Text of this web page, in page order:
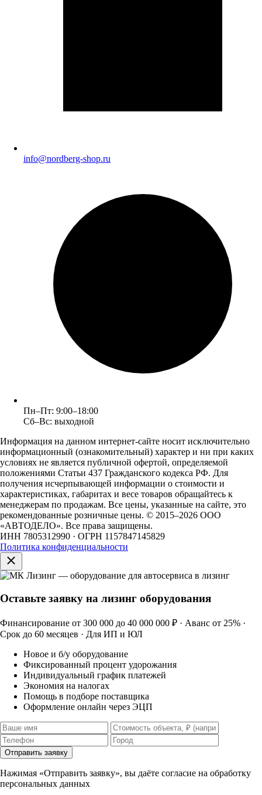
info@nordberg-shop.ru
Пн–Пт: 9:00–18:00
Сб–Вс: выходной
Информация на данном интернет-сайте носит исключительно
информационный (ознакомительный) характер и ни при каких
условиях не является публичной офертой, определяемой
положениями Статьи 437 Гражданского кодекса РФ. Для
получения исчерпывающей информации о стоимости и
характеристиках, габаритах и весе товаров обращайтесь к
менеджерам по продажам. Все цены, указанные на сайте, это
рекомендованные розничные цены. © 2015–2026 ООО
«АВТОДЕЛО». Все права защищены.
ИНН 7805312990 · ОГРН 1157847145829
Политика конфиденциальности
Оставьте заявку на лизинг оборудования
Финансирование от 300 000 до 40 000 000 ₽ · Аванс от 25% ·
Срок до 60 месяцев · Для ИП и ЮЛ
Новое и б/у оборудование
Фиксированный процент удорожания
Индивидуальный график платежей
Экономия на налогах
Помощь в подборе поставщика
Оформление онлайн через ЭЦП
Отправить заявку
Нажимая «Отправить заявку», вы даёте согласие на обработку
персональных данных